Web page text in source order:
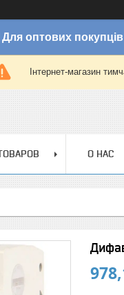
Для оптових
Інтернет-магазин
О НАС